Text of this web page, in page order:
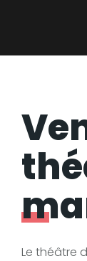
Le théâtre